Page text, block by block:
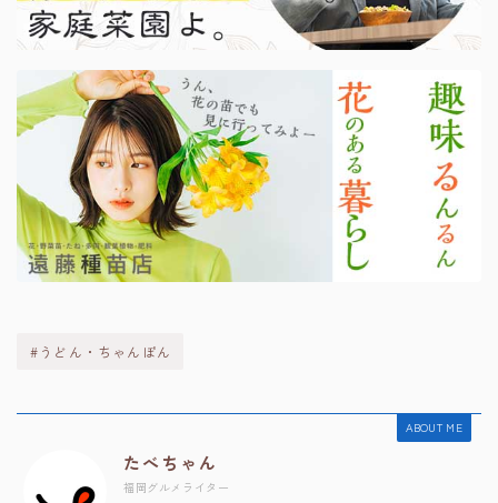
#うどん・ちゃんぽん
ABOUT ME
たべちゃん
福岡グルメライター